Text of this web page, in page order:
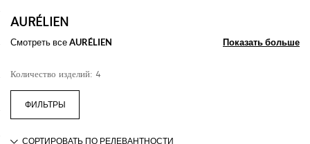
AURÉLIEN
Смотреть всеAURÉLIEN Показать больше
Показать больше
Количество изделий: 4